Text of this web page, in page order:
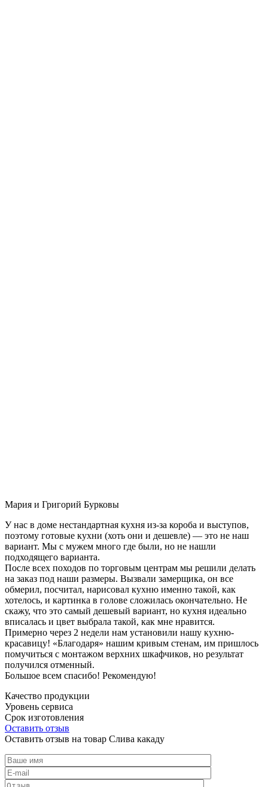
Мария и Григорий Бурковы
У нас в доме нестандартная кухня из-за короба и выступов,
поэтому готовые кухни (хоть они и дешевле) — это не наш
вариант. Мы с мужем много где были, но не нашли
подходящего варианта.
После всех походов по торговым центрам мы решили делать
на заказ под наши размеры. Вызвали замерщика, он все
обмерил, посчитал, нарисовал кухню именно такой, как
хотелось, и картинка в голове сложилась окончательно. Не
скажу, что это самый дешевый вариант, но кухня идеально
вписалась и цвет выбрала такой, как мне нравится.
Примерно через 2 недели нам установили нашу кухню-
красавицу! «Благодаря» нашим кривым стенам, им пришлось
помучиться с монтажом верхних шкафчиков, но результат
получился отменный.
Большое всем спасибо! Рекомендую!
Качество продукции
Уровень сервиса
Срок изготовления
Оставить отзыв
Оставить отзыв на товар Слива какаду